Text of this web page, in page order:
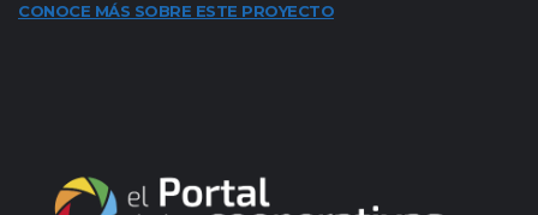
CONOCE MÁS SOBRE ESTE PROYECTO